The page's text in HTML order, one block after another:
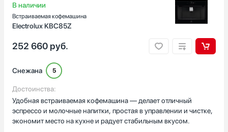
для американо. Большой бункер для зерен на 350 г и ёмкость
воды в 2,5 л реально уменьшают необходимость частых
пополнений — это шик для занятого утра. Автоочистка и
автоотключение экономит электроэнергию. Дизайн серии 900
в чёрном цвете с подсветкой вписался в кухонный гарнитур и
занял нишу по размерам без проблем. Аппарат весит солидно,
стоит надёжно — ощущение добротной техники. В целом
пользуюсь с удовольствием и кайфую от стабильного
В наличии
Встраиваемая кофемашина
Electrolux KBC85Z
252 660 руб.
Снежана 5
Достоинства:
Удобная встраиваемая кофемашина — делает отличный
эспрессо и молочные напитки, простая в управлении и чистке,
экономит место на кухне и радует стабильным вкусом.